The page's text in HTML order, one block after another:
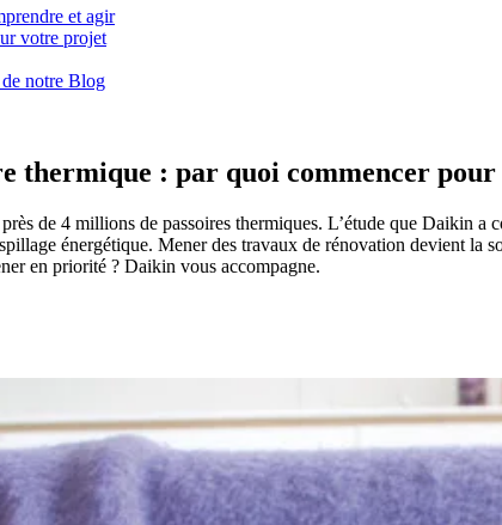
et agir
votre projet
notre Blog
thermique : par quoi commencer
de 4 millions de passoires thermiques. L’étude que Daikin
énergétique. Mener des travaux de rénovation devient
en priorité ? Daikin vous accompagne.